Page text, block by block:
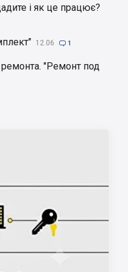
і як це працює?
12.06  1
"Ремонт под